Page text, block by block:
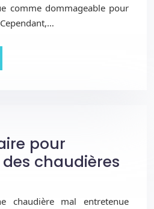
comme dommageable pour
pour
des chaudières
chaudière mal entretenue